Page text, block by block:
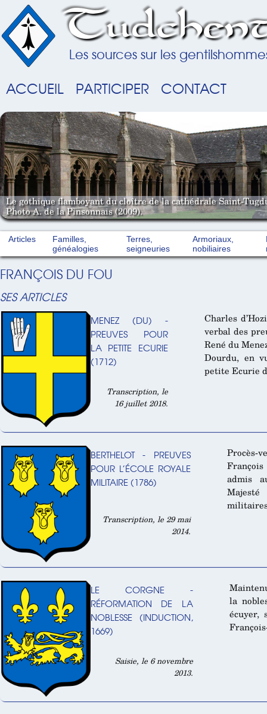
Les sources sur les
ACCUEIL PARTICIPER CONTACT
Le gothique flamboyant du cloître de la cathédrale Saint-
Photo A. de la Pinsonnais (2009).
Articles
Familles,
généalogies
Terres,
seigneuries
Armoriaux,
nobiliaires
FRANÇOIS DU FOU
SES ARTICLES
MENEZ (DU) -
PREUVES POUR
LA PETITE ECURIE
(1712)
Transcription, le
16 juillet 2018.
Charles
verbal des
René du
Dourdu, en
petite Ecurie
BERTHELOT - PREUVES
POUR L’ÉCOLE ROYALE
MILITAIRE (1786)
Transcription, le 29 mai
2014.
Procès-
admis
LE CORGNE -
RÉFORMATION DE LA
NOBLESSE (INDUCTION,
1669)
Saisie, le 6 novembre
2013.
la
écuyer,